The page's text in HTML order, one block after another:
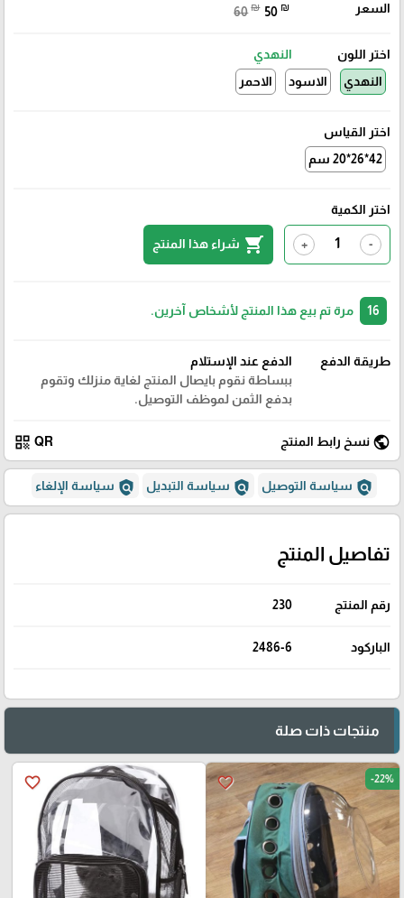
السعر 60 ₪ 50 ₪
اختر اللون
النهدي
النهدي
الاسود الاحمر
اختر القياس
42*26*20 سم
اختر الكمية
-
+
shopping_cart شراء هذا المنتج
مرة تم بيع هذا المنتج لأشخاص آخرين.
طريقة الدفع
الدفع عند الإستلام
ببساطة نقوم بايصال المنتج لغاية منزلك وتقوم
بدفع الثمن لموظف التوصيل.
public نسخ رابط المنتج QR
qr_code
policy سياسة التوصيل policy سياسة التبديل policy سياسة الإلغاء
تفاصيل المنتج
رقم المنتج 230
الباركود 2486-6
منتجات ذات صلة
favorite_border -22%
favorite_border